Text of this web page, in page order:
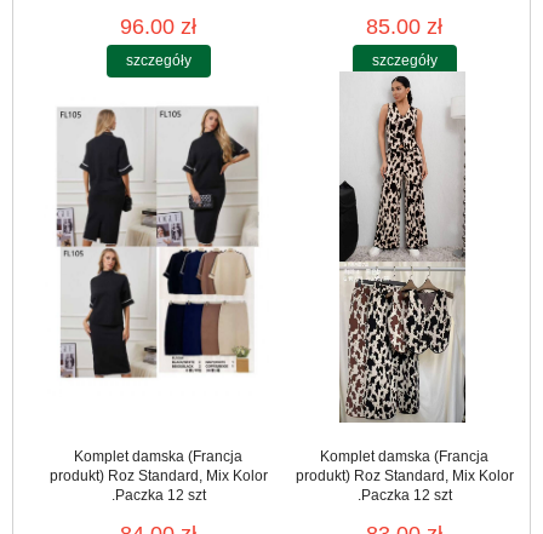
96.00 zł
szczegóły
85.00 zł
szczegóły
Komplet damska (Francja
produkt) Roz Standard, Mix Kolor
.Paczka 12 szt
Komplet damska (Francja
produkt) Roz Standard, Mix Kolor
.Paczka 12 szt